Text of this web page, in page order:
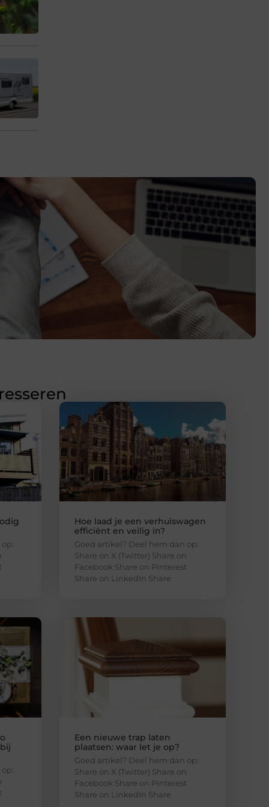
Hoe laad je een verhuiswagen
efficiënt en veilig in?
Goed artikel? Deel hem dan op:
Share on X (Twitter) Share on
Facebook Share on Pinterest
Share on LinkedIn Share
Een nieuwe trap laten
plaatsen: waar let je op?
Goed artikel? Deel hem dan op:
Share on X (Twitter) Share on
Facebook Share on Pinterest
Share on LinkedIn Share